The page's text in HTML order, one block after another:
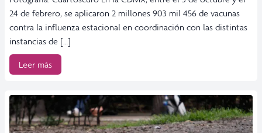
24 de febrero, se aplicaron 2 millones 903 mil 456 de vacunas
contra la influenza estacional en coordinación con las distintas
instancias de […]
Leer más